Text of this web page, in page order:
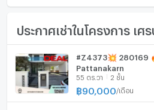
Tesco Lotus อ่อนนุช 80 : 3.9 กม.
Maxvalue พัฒนาการ : 4.7 กม.
ซีคอนสแควร์ : 5.5 กม.
พาราไดซ์ : 6.2 กม.
London Street : 6.2 กม.
พื้นที่ใช้สอย (ตร.ม.)
ตู้เย็น
เครื่องดูดควัน
ประกาศเช่าในโครงการ เ
#Z4373💥 280169
Pattanakarn
55 ตร.วา 2 ชั้น
฿90,000 /เดือน